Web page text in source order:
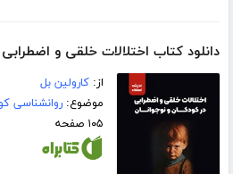
دانلود کتاب اختلالات خلقی و
از:کارولین بل
موضوع:روانشناسی
۱۰۵ صفحه